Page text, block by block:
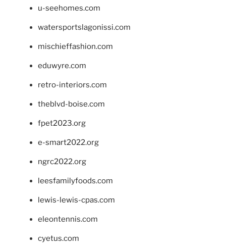
u-seehomes.com
watersportslagonissi.com
mischieffashion.com
eduwyre.com
retro-interiors.com
theblvd-boise.com
fpet2023.org
e-smart2022.org
ngrc2022.org
leesfamilyfoods.com
lewis-lewis-cpas.com
eleontennis.com
cyetus.com